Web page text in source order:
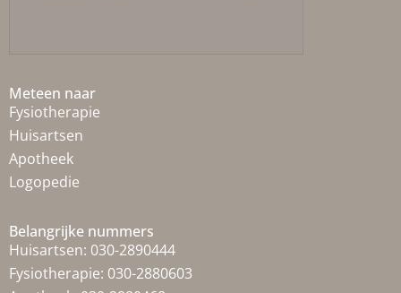
Meteen naar
Fysiotherapie
Huisartsen
Apotheek
Logopedie
Belangrijke nummers
Huisartsen: 030-2890444
Fysiotherapie: 030-2880603